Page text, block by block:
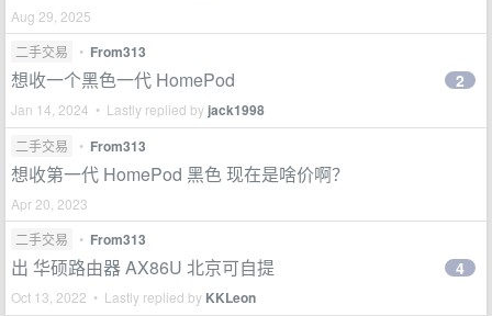
Aug 29, 2025
二手交易
• From313
想收一个黑色一代 HomePod
Jan 14, 2024 • Lastly replied by jack1998
2
二手交易 • From313
想收第一代 HomePod 黑色 现在是啥价啊？
Apr 20, 2023
二手交易
• From313
出 华硕路由器 AX86U 北京可自提
Oct 13, 2022 • Lastly replied by KKLeon
4